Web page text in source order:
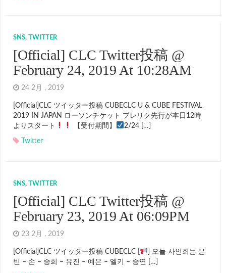
SNS, TWITTER
[Official] CLC Twitter投稿 @
February 24, 2019 At 10:28AM
24 2月 , 2019
[Official]CLC ツイッター投稿 CUBECLC U & CUBE FESTIVAL
2019 IN JAPAN ローソンチケット プレリク先行が本日12時
よりスタート
【受付期間】 2/24 […]
Twitter
SNS, TWITTER
[Official] CLC Twitter投稿 @
February 23, 2019 At 06:09PM
23 2月 , 2019
[Official]CLC ツイッター投稿 CUBECLC [
] 오늘 사인회는 은
빈 – 손 – 승희 – 유진 – 예은 – 엘키 – 승연 […]